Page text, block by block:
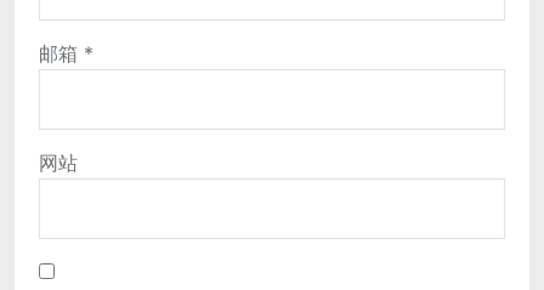
邮箱 *
网站